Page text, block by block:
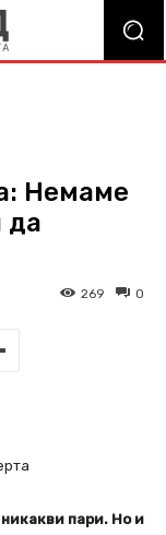
Немаме
да
0
269
пари. Но и